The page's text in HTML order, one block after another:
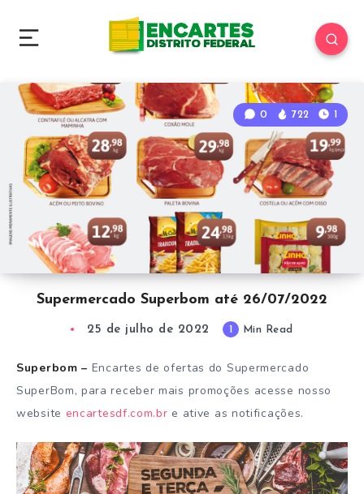
0 722 1
Supermercado Superbom até 26/07/2022
25 de julho de 2022 1 Min Read
Superbom – Encartes de ofertas do Supermercado
SuperBom, para receber mais promoções acesse nosso
website encartesdf.com.br e ative as notificações.